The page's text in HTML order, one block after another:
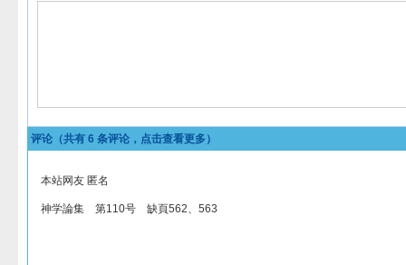
评论（共有 6 条评论，点击查看更多）
本站网友 匿名
神学論集 第110号 缺頁562、563